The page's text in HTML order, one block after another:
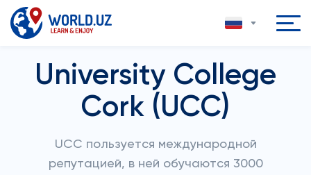
University College
Cork (UCC)
UCC пользуется международной
репутацией, в ней обучаются 3000